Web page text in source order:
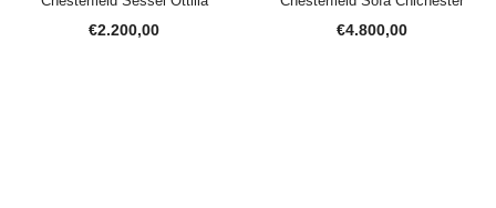
€2.200,00 €4.800,00